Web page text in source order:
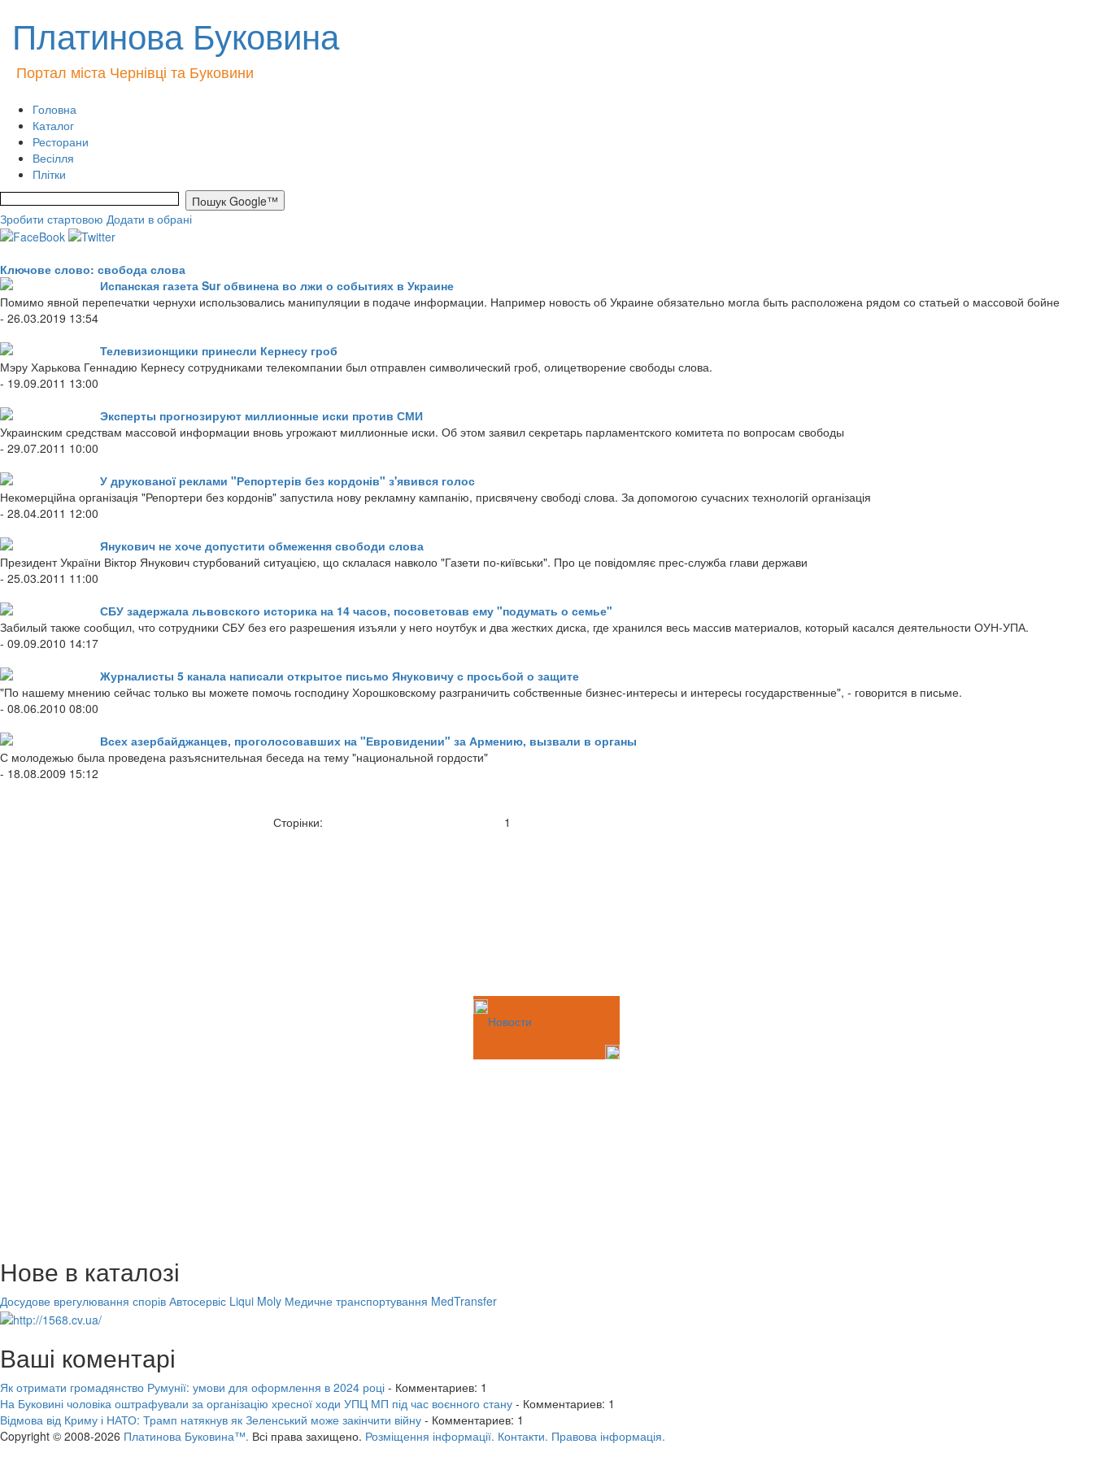
Платинова Буковина
Портал міста Чернівці та Буковини
Головна
Каталог
Ресторани
Весілля
Плітки
Зробити стартовою Додати в обрані
Ключове слово: свобода слова
Испанская газета Sur обвинена во лжи о событиях в Украине
Помимо явной перепечатки чернухи использовались манипуляции в подаче информации. Например новость об Украине обязательно могла быть расположена рядом со статьей о массовой бойне
- 26.03.2019 13:54
Телевизионщики принесли Кернесу гроб
Мэру Харькова Геннадию Кернесу сотрудниками телекомпании был отправлен символический гроб, олицетворение свободы слова.
- 19.09.2011 13:00
Эксперты прогнозируют миллионные иски против СМИ
Украинским средствам массовой информации вновь угрожают миллионные иски. Об этом заявил секретарь парламентского комитета по вопросам свободы
- 29.07.2011 10:00
У друкованої реклами "Репортерів без кордонів" з'явився голос
Некомерційна організація "Репортери без кордонів" запустила нову рекламну кампанію, присвячену свободі слова. За допомогою сучасних технологій організація
- 28.04.2011 12:00
Янукович не хоче допустити обмеження свободи слова
Президент України Віктор Янукович стурбований ситуацією, що склалася навколо "Газети по-київськи". Про це повідомляє прес-служба глави держави
- 25.03.2011 11:00
СБУ задержала львовского историка на 14 часов, посоветовав ему "подумать о семье"
Забилый также сообщил, что сотрудники СБУ без его разрешения изъяли у него ноутбук и два жестких диска, где хранился весь массив материалов, который касался деятельности ОУН-УПА.
- 09.09.2010 14:17
Журналисты 5 канала написали открытое письмо Януковичу с просьбой о защите
"По нашему мнению сейчас только вы можете помочь господину Хорошковскому разграничить собственные бизнес-интересы и интересы государственные", - говорится в письме.
- 08.06.2010 08:00
Всех азербайджанцев, проголосовавших на "Евровидении" за Армению, вызвали в органы
С молодежью была проведена разъяснительная беседа на тему "национальной гордости"
- 18.08.2009 15:12
Сторінки: 1
Новости
Нове в каталозі
Досудове врегулювання спорів Автосервіс Liqui Moly Медичне транспортування MedTransfer
Ваші коментарі
Як отримати громадянство Румунії: умови для оформлення в 2024 році - Комментариев: 1
На Буковині чоловіка оштрафували за організацію хресної ходи УПЦ МП під час воєнного стану - Комментариев: 1
Відмова від Криму і НАТО: Трамп натякнув як Зеленський може закінчити війну - Комментариев: 1
Copyright © 2008-2026 Платинова Буковина™. Всі права захищено. Розміщення інформації. Контакти. Правова інформація.